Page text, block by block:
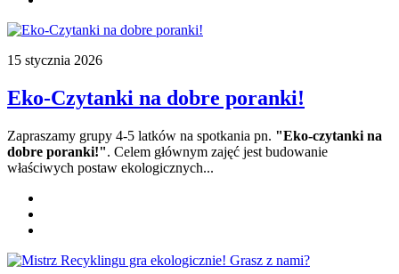
15 stycznia 2026
Eko-Czytanki na dobre poranki!
Zapraszamy grupy 4-5 latków na spotkania pn. "Eko-czytanki na
dobre poranki!". Celem głównym zajęć jest budowanie
właściwych postaw ekologicznych...